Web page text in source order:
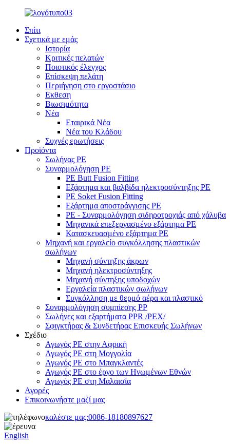
Σπίτι
Σχετικά με εμάς
Ιστορία
Κριτικές πελατών
Ποιοτικός έλεγχος
Επίσκεψη πελάτη
Περιήγηση στο εργοστάσιο
Εκθεση
Βιωσιμότητα
Νέα
Εταιρικά Νέα
Νέα του Κλάδου
Συχνές ερωτήσεις
Προϊόντα
Σωλήνας PE
Συναρμολόγηση PE
PE Butt Fusion Fitting
Εξάρτημα και βαλβίδα ηλεκτροσύντηξης PE
PE Soket Fusion Fitting
Εξάρτημα αποστράγγισης PE
PE - Συναρμολόγηση σιδηροτροχιάς από χάλυβα
Μηχανικά επεξεργασμένο εξάρτημα PE
Κατασκευασμένο εξάρτημα PE
Μηχανή και εργαλείο συγκόλλησης πλαστικών
σωλήνων
Μηχανή σύντηξης άκρων
Μηχανή ηλεκτροσύντηξης
Μηχανή σύντηξης υποδοχών
Εργαλεία πλαστικών σωλήνων
Συγκόλληση με θερμό αέρα και πλαστικό
Συναρμολόγηση συμπίεσης PP
Σωλήνες και εξαρτήματα PPR /PEX/
Σφιγκτήρας & Συνδετήρας Επισκευής Σωλήνων
Σχέδιο
Αγωγός PE στην Αφρική
Αγωγός PE στη Μογγολία
Αγωγός PE στο Μπαγκλαντές
Αγωγός PE στο έργο των Ηνωμένων Εθνών
Αγωγός PE στη Μαλαισία
Αγορές
Επικοινωνήστε μαζί μας
καλέστε μας:0086-18180897627
English